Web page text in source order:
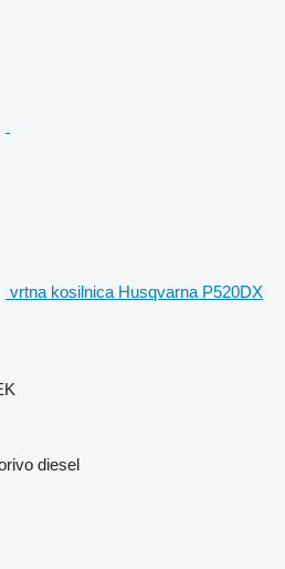
vrtna kosilnica Husqvarna P520DX
diesel